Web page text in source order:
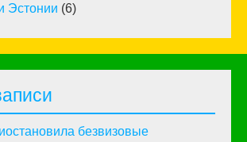
Эстонии (6)
безвизовые